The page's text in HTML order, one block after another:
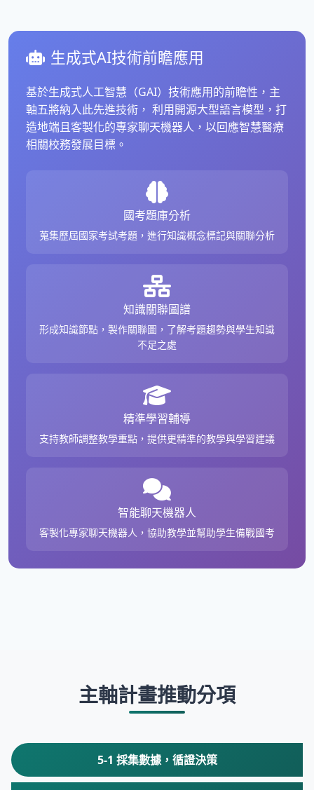
生成式AI技術前瞻應用
基於生成式人工智慧（GAI）技術應用的前瞻性，主
軸五將納入此先進技術， 利用開源大型語言模型，打
造地端且客製化的專家聊天機器人，以回應智慧醫療
相關校務發展目標。
國考題庫分析
蒐集歷屆國家考試考題，進行知識概念標記與關聯分析
知識關聯圖譜
形成知識節點，製作關聯圖，了解考題趨勢與學生知識
不足之處
精準學習輔導
支持教師調整教學重點，提供更精準的教學與學習建議
智能聊天機器人
客製化專家聊天機器人，協助教學並幫助學生備戰國考
主軸計畫推動分項
5-1 採集數據，循證決策